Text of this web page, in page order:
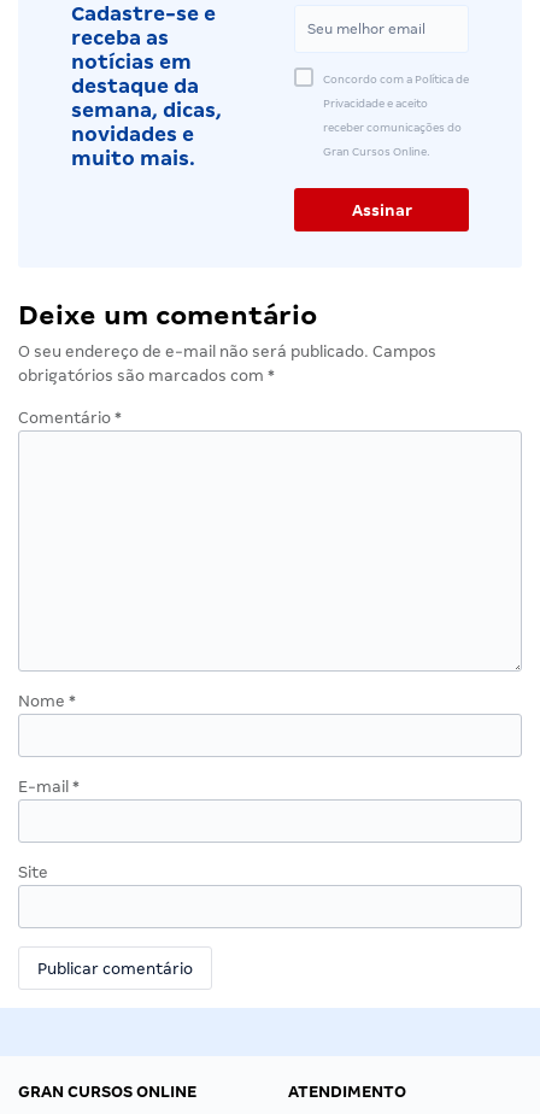
Cadastre-se e
receba as
notícias em
destaque da
semana, dicas,
novidades e
muito mais.
Concordo com a Política de
Privacidade e aceito
receber comunicações do
Gran Cursos Online.
Deixe um comentário
O seu endereço de e-mail não será publicado. Campos
obrigatórios são marcados com *
Comentário *
Nome *
E-mail *
Site
GRAN CURSOS ONLINE
ATENDIMENTO